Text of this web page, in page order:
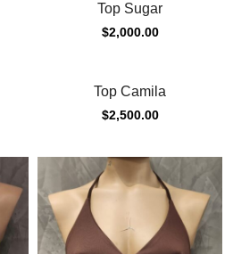
Top Sugar
$2,000.00
Top Camila
$2,500.00